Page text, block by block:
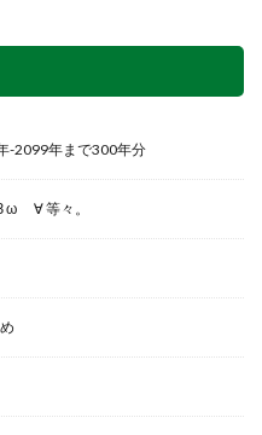
-2099年まで300年分
ゞ∀ 等々。